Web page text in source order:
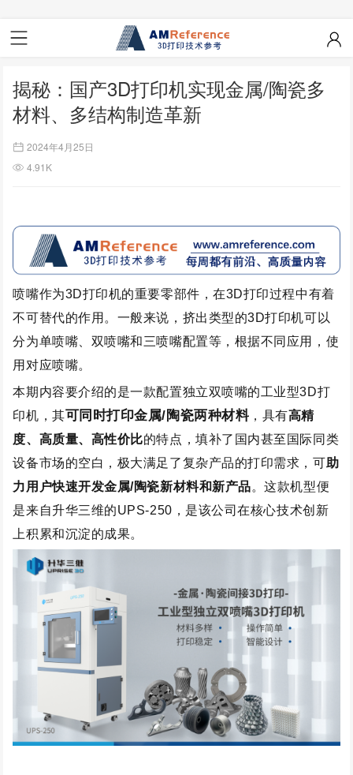
揭秘：国产3D打印机实现金属/陶瓷多
材料、多结构制造革新
2024年4月25日
4.91K
喷嘴作为3D打印机的重要零部件，在3D打印过程中有着
不可替代的作用。 一般来说，挤出类型的3D打印机可以
分为单喷嘴、双喷嘴和三喷嘴配置等，根据不同应用，使
用对应喷嘴。
本期内容要介绍的是一款配置独立双喷嘴的工业型3D打
印机，其可同时打印金属/陶瓷两种材料 ，具有高精
度、高质量、高性价比的特点，填补了国内甚至国际同类
设备市场的空白，极大满足了复杂产品的打印需求，可助
力用户快速开发金属/陶瓷新材料和新产品。这款机型便
是来自升华三维的UPS-250， 是该公司在核心技术创新
上积累和沉淀的成果。